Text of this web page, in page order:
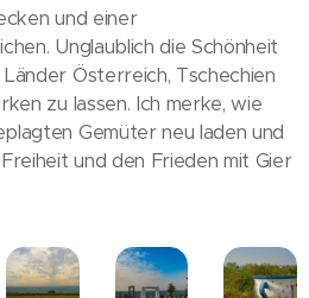
und einer
Unglaublich die Schönheit
Österreich, Tschechien
zu lassen. Ich merke, wie
Gemüter neu laden und
und den Frieden mit Gier